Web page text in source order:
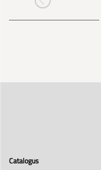
Catalogus